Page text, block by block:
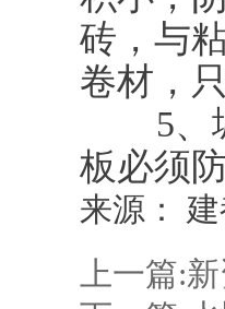
砖，与
卷材，
5、
板必须
来源：
上一篇: